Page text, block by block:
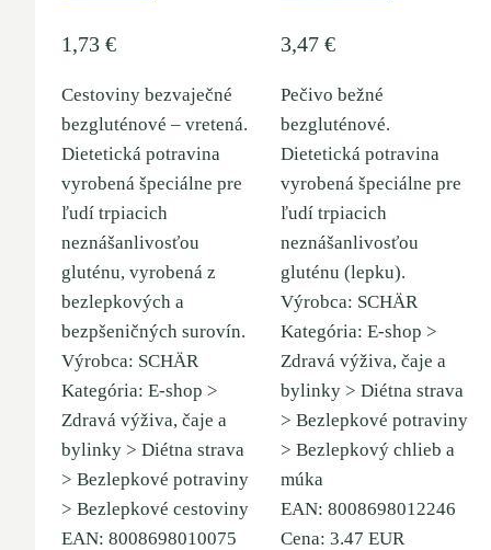
1,73 €
Cestoviny bezvaječné
bezgluténové – vretená.
Dietetická potravina
vyrobená špeciálne pre
ľudí trpiacich
neznášanlivosťou
gluténu, vyrobená z
bezlepkových a
bezpšeničných surovín.
Výrobca: SCHÄR
Kategória: E-shop >
Zdravá výživa, čaje a
bylinky > Diétna strava
> Bezlepkové potraviny
> Bezlepkové cestoviny
EAN: 8008698010075
3,47 €
Pečivo bežné
bezgluténové.
Dietetická potravina
vyrobená špeciálne pre
ľudí trpiacich
neznášanlivosťou
gluténu (lepku).
Výrobca: SCHÄR
Kategória: E-shop >
Zdravá výživa, čaje a
bylinky > Diétna strava
> Bezlepkové potraviny
> Bezlepkový chlieb a
múka
EAN: 8008698012246
Cena: 3.47 EUR